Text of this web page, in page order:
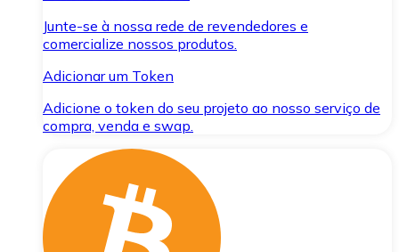
Junte-se à nossa rede de revendedores e
comercialize nossos produtos.
Adicionar um Token
Adicione o token do seu projeto ao nosso serviço de
compra, venda e swap.